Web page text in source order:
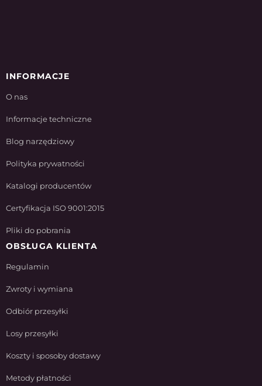
INFORMACJE
O nas
Informacje techniczne
Blog narzędziowy
Polityka prywatności
Katalogi producentów
Certyfikacja ISO 9001:2015
Pliki do pobrania
OBSŁUGA KLIENTA
Regulamin
Zwroty i wymiana
Odbiór przesyłki
Losy przesyłki
Koszty i sposoby dostawy
Metody płatności